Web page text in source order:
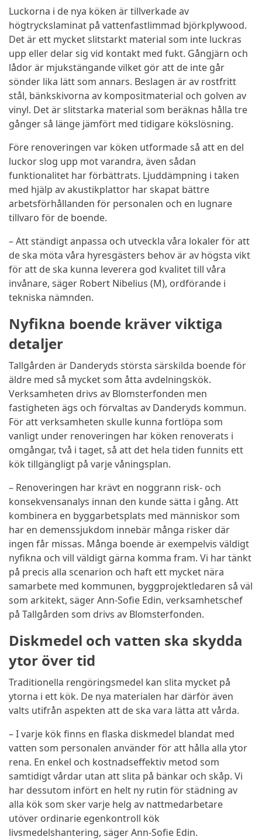
Luckorna i de nya köken är tillverkade av
högtryckslaminat på vattenfastlimmad björkplywood.
Det är ett mycket slitstarkt material som inte luckras
upp eller delar sig vid kontakt med fukt. Gångjärn och
lådor är mjukstängande vilket gör att de inte går
sönder lika lätt som annars. Beslagen är av rostfritt
stål, bänkskivorna av kompositmaterial och golven av
vinyl. Det är slitstarka material som beräknas hålla tre
gånger så länge jämfört med tidigare kökslösning.
Före renoveringen var köken utformade så att en del
luckor slog upp mot varandra, även sådan
funktionalitet har förbättrats. Ljuddämpning i taken
med hjälp av akustikplattor har skapat bättre
arbetsförhållanden för personalen och en lugnare
tillvaro för de boende.
– Att ständigt anpassa och utveckla våra lokaler för att
de ska möta våra hyresgästers behov är av högsta vikt
för att de ska kunna leverera god kvalitet till våra
invånare, säger Robert Nibelius (M), ordförande i
tekniska nämnden.
Nyfikna boende kräver viktiga
detaljer
Tallgården är Danderyds största särskilda boende för
äldre med så mycket som åtta avdelningskök.
Verksamheten drivs av Blomsterfonden men
fastigheten ägs och förvaltas av Danderyds kommun.
För att verksamheten skulle kunna fortlöpa som
vanligt under renoveringen har köken renoverats i
omgångar, två i taget, så att det hela tiden funnits ett
kök tillgängligt på varje våningsplan.
– Renoveringen har krävt en noggrann risk- och
konsekvensanalys innan den kunde sätta i gång. Att
kombinera en byggarbetsplats med människor som
har en demenssjukdom innebär många risker där
ingen får missas. Många boende är exempelvis väldigt
nyfikna och vill väldigt gärna komma fram. Vi har tänkt
på precis alla scenarion och haft ett mycket nära
samarbete med kommunen, byggprojektledaren så väl
som arkitekt, säger Ann-Sofie Edin, verksamhetschef
på Tallgården som drivs av Blomsterfonden.
Diskmedel och vatten ska skydda
ytor över tid
Traditionella rengöringsmedel kan slita mycket på
ytorna i ett kök. De nya materialen har därför även
valts utifrån aspekten att de ska vara lätta att vårda.
–I varje kök finns en flaska diskmedel blandat med
vatten som personalen använder för att hålla alla ytor
rena. En enkel och kostnadseffektiv metod som
samtidigt vårdar utan att slita på bänkar och skåp. Vi
har dessutom infört en helt ny rutin för städning av
alla kök som sker varje helg av nattmedarbetare
utöver ordinarie egenkontroll kök
livsmedelshantering, säger Ann-Sofie Edin.